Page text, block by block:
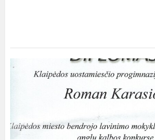
Klaipėdos
mokyklų